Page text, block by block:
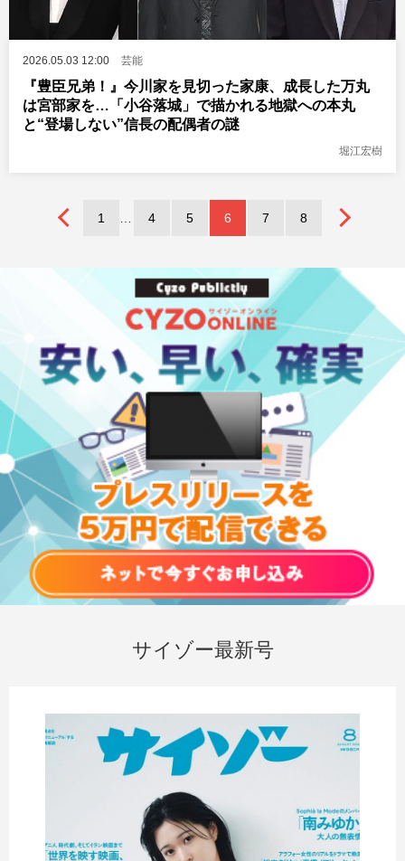
2026.05.03 12:00 芸能
『豊臣兄弟！』今川家を見切った家康、成長した万丸
は宮部家を…「小谷落城」で描かれる地獄への本丸
と“登場しない”信長の配偶者の謎
堀江宏樹
1 4 5 6 7 8
サイゾー最新号